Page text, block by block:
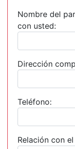
Nombre del
con usted:
Dirección
Teléfono:
Relación con